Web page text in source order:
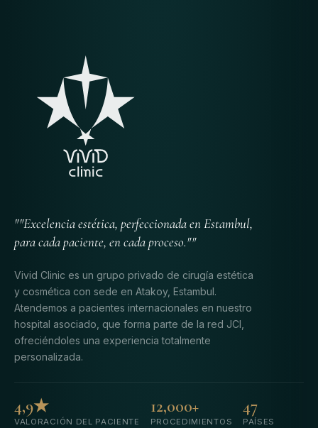
""Excelencia estética, perfeccionada en Estambul,
para cada paciente, en cada proceso.""
Vivid Clinic es un grupo privado de cirugía estética
y cosmética con sede en Atakoy, Estambul.
Atendemos a pacientes internacionales en nuestro
hospital asociado, que forma parte de la red JCI,
ofreciéndoles una experiencia totalmente
personalizada.
4,9★
VALORACIÓN DEL PACIENTE
12,000+
PROCEDIMIENTOS
47
PAÍSES